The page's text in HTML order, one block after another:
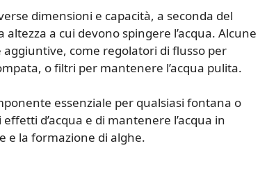
dimensioni e capacità, a seconda del
a cui devono spingere l’acqua. Alcune
come regolatori di flusso per
o filtri per mantenere l’acqua pulita.
essenziale per qualsiasi fontana o
d’acqua e di mantenere l’acqua in
e la formazione di alghe.